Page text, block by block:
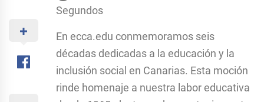
Segundos
En ecca.edu conmemoramos seis
décadas dedicadas a la educación y la
inclusión social en Canarias. Esta moción
rinde homenaje a nuestra labor educativa